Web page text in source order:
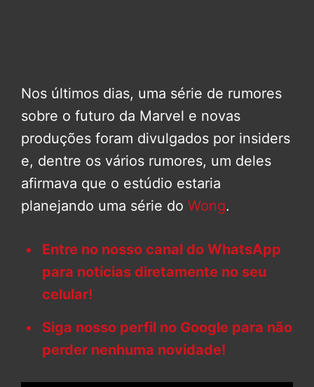
Nos últimos dias, uma série de rumores
sobre o futuro da Marvel e novas
produções foram divulgados por insiders
e, dentre os vários rumores, um deles
afirmava que o estúdio estaria
planejando uma série do Wong.
Entre no nosso canal do WhatsApp
para notícias diretamente no seu
celular!
Siga nosso perfil no Google para não
perder nenhuma novidade!